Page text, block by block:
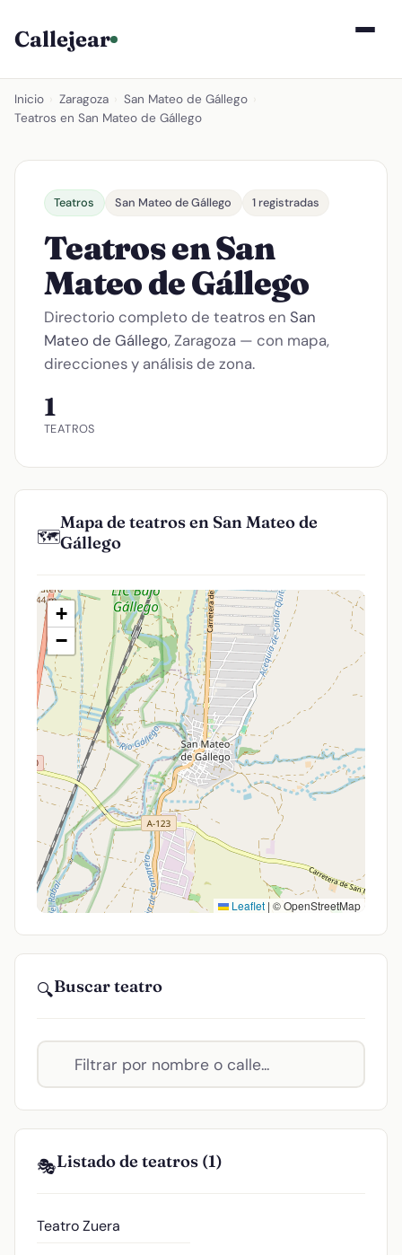
Callejear
Inicio Zaragoza San Mateo de Gállego
Teatros en San Mateo de Gállego
Teatros San Mateo de Gállego 1 registradas
Teatros en San
Mateo de Gállego
Directorio completo de teatros en San
Mateo de Gállego, Zaragoza — con mapa,
direcciones y análisis de zona.
1
TEATROS
🗺️
Mapa de teatros en San Mateo de
Gállego
+
−
Leaflet | © OpenStreetMap
🔍Buscar teatro
🎭Listado de teatros (1)
Teatro Zuera